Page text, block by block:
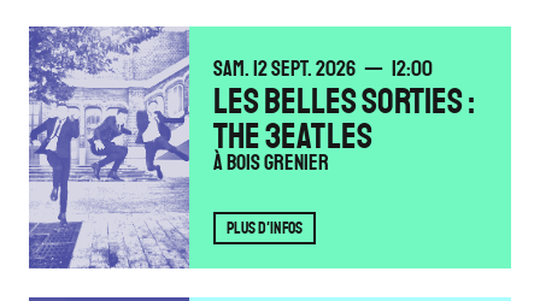
SAMEDI
SAM. 12SEPTEMBRE
SEPT. 2026 12:00
LES BELLES SORTIES :
THE 3EATLES
À Bois Grenier
PLUS D'INFOS